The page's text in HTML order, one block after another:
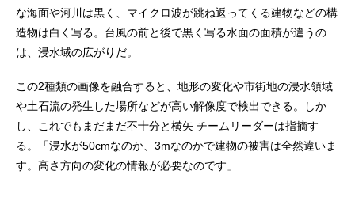
な海面や河川は黒く、マイクロ波が跳ね返ってくる建物などの構
造物は白く写る。台風の前と後で黒く写る水面の面積が違うの
は、浸水域の広がりだ。
この2種類の画像を融合すると、地形の変化や市街地の浸水領域
や土石流の発生した場所などが高い解像度で検出できる。しか
し、これでもまだまだ不十分と横矢 チームリーダーは指摘す
る。「浸水が50cmなのか、3mなのかで建物の被害は全然違いま
す。高さ方向の変化の情報が必要なのです」